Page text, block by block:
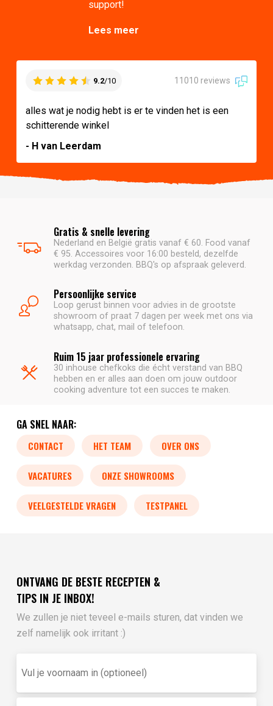
support!
Lees meer
9.2/10 11010 reviews
alles wat je nodig hebt is er te vinden het is een
schitterende winkel
- H van Leerdam
Gratis & snelle levering
Nederland en België gratis vanaf € 60. Food vanaf
€ 95. Accessoires voor 16:00 besteld, dezelfde
werkdag verzonden. BBQ's op afspraak geleverd.
Persoonlijke service
Loop gerust binnen voor advies in de grootste
showroom of praat 7 dagen per week met ons via
whatsapp, chat, mail of telefoon.
Ruim 15 jaar professionele ervaring
30 inhouse chefkoks die écht verstand van BBQ
hebben en er alles aan doen om jouw outdoor
cooking adventure tot een succes te maken.
GA SNEL NAAR:
CONTACT HET TEAM OVER ONS
VACATURES ONZE SHOWROOMS
VEELGESTELDE VRAGEN TESTPANEL
ONTVANG DE BESTE RECEPTEN &
TIPS IN JE INBOX!
We zullen je niet teveel e-mails sturen, dat vinden we
zelf namelijk ook irritant :)
je
in